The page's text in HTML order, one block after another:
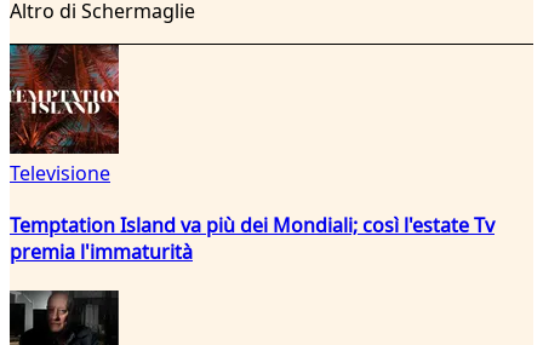
Altro di Schermaglie
Televisione
Temptation Island va più dei Mondiali; così l'estate Tv
premia l'immaturità